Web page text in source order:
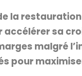
la
accélérer sa
malgré
pour